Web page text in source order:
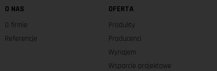
O NAS
O firmie
Referencje
OFERTA
Produkty
Producenci
Wynajem
Wsparcie projektowe